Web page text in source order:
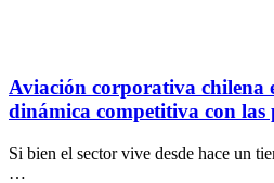
Aviación corporativa chilena
dinámica competitiva con las
Si bien el sector vive desde hace un
…